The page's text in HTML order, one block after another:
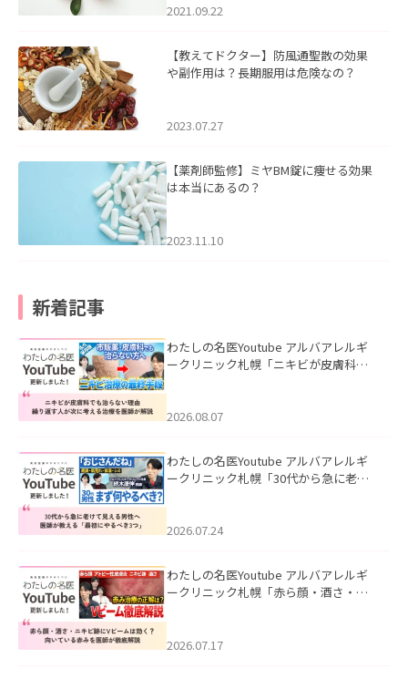
2021.09.22
【教えてドクター】防風通聖散の効果
や副作用は？長期服用は危険なの？
2023.07.27
【薬剤師監修】ミヤBM錠に痩せる効果
は本当にあるの？
2023.11.10
新着記事
わたしの名医Youtube アルバアレルギ
ークリニック札幌「ニキビが皮膚科で
ました。
2026.08.07
わたしの名医Youtube アルバアレルギ
ークリニック札幌「30代から急に老け
た。
2026.07.24
わたしの名医Youtube アルバアレルギ
ークリニック札幌「赤ら顔・酒さ・ニ
した。
2026.07.17